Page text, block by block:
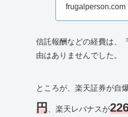
frugalperson.com
信託報酬などの経費は、
由はありませんでした。
ところが、楽天証券が自
円 、楽天レバナスが